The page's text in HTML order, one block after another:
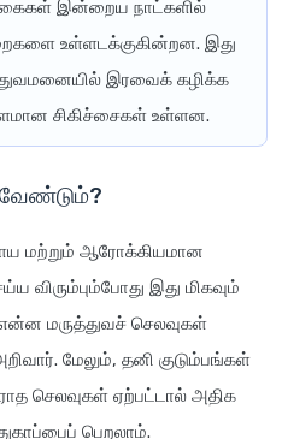
இன்றைய நாட்களில்
உள்ளடக்குகின்றன. இது
இரவைக் கழிக்க
சிகிச்சைகள் உள்ளன.
மற்றும் ஆரோக்கியமான
விரும்பும்போது இது மிகவும்
மருத்துவச் செலவுகள்
மேலும், தனி குடும்பங்கள்
செலவுகள் ஏற்பட்டால் அதிக
பெறலாம்.